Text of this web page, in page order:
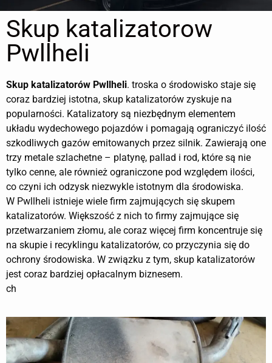
Skup katalizatorow
Pwllheli
Skup katalizatorów Pwllheli. troska o środowisko staje się
coraz bardziej istotna, skup katalizatorów zyskuje na
popularności. Katalizatory są niezbędnym elementem
układu wydechowego pojazdów i pomagają ograniczyć ilość
szkodliwych gazów emitowanych przez silnik. Zawierają one
trzy metale szlachetne – platynę, pallad i rod, które są nie
tylko cenne, ale również ograniczone pod względem ilości,
co czyni ich odzysk niezwykle istotnym dla środowiska.
W Pwllheli istnieje wiele firm zajmujących się skupem
katalizatorów. Większość z nich to firmy zajmujące się
przetwarzaniem złomu, ale coraz więcej firm koncentruje się
na skupie i recyklingu katalizatorów, co przyczynia się do
ochrony środowiska. W związku z tym, skup katalizatorów
jest coraz bardziej opłacalnym biznesem.
ch